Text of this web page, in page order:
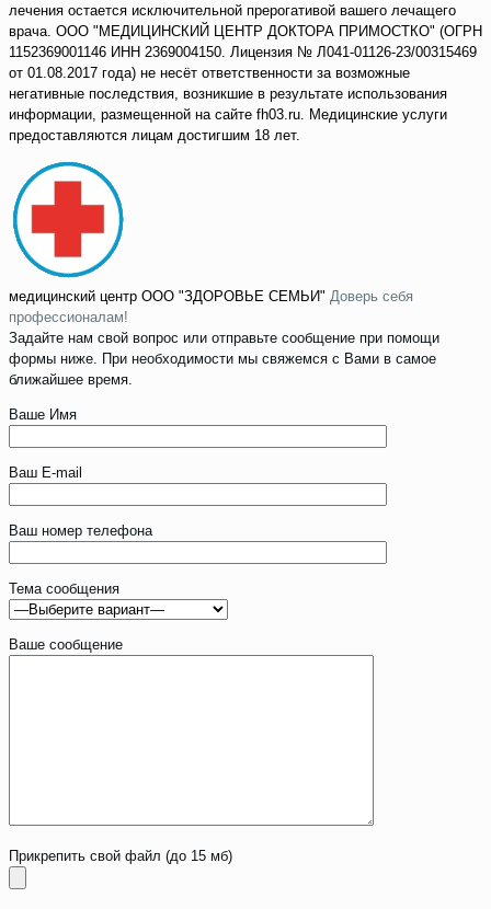
лечения остается исключительной прерогативой вашего лечащего
врача. ООО "МЕДИЦИНСКИЙ ЦЕНТР ДОКТОРА ПРИМОСТКО" (ОГРН
1152369001146 ИНН 2369004150. Лицензия № Л041-01126-23/00315469
от 01.08.2017 года) не несёт ответственности за возможные
негативные последствия, возникшие в результате использования
информации, размещенной на сайте fh03.ru. Медицинские услуги
предоставляются лицам достигшим 18 лет.
медицинский центр ООО "ЗДОРОВЬЕ СЕМЬИ" Доверь себя
профессионалам!
Задайте нам свой вопрос или отправьте сообщение при помощи
формы ниже. При необходимости мы свяжемся с Вами в самое
ближайшее время.
Ваше Имя
Ваш E-mail
Ваш номер телефона
Тема сообщения
Ваше сообщение
Прикрепить свой файл (до 15 мб)